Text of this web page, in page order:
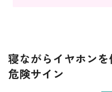
寝ながらイヤホン
危険サイン